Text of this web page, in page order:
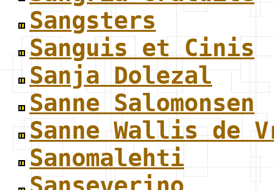
Sangsters
Sanguis et Cinis
Sanja Dolezal
Sanne Salomonsen
Sanne Wallis de
Sanomalehti